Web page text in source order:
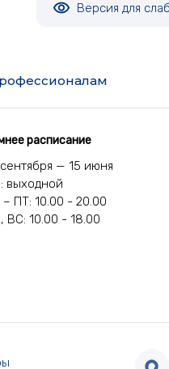
Версия для
расписание
— 15 июня
выходной
– ПТ: 10.00 - 20.00
ВС: 10.00 - 18.00